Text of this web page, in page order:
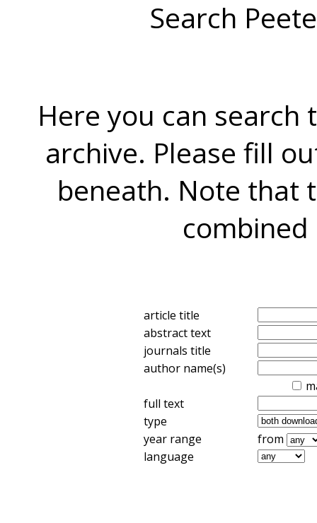
Search
Here you can search
archive. Please fill
beneath. Note that
combined
article title
abstract text
journals title
author name(s)
full text
type
year range
from
language